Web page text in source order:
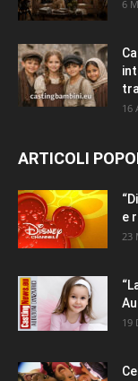
6
16
ARTICOLI
e
23
19